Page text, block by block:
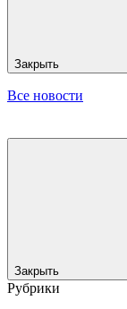
Закрыть
Все новости
Закрыть
Рубрики